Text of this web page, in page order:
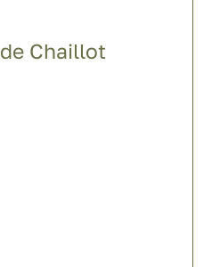
Chaillot